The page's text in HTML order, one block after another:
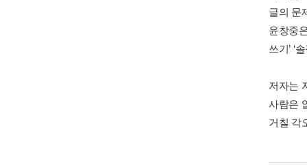
글의 문
윤창중
쓰기’ ‘
저자는
사람은
거칠 각